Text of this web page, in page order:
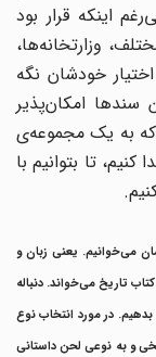
اینکه قرار بود
وزارتخانه‌ها،
خودشان نگه
امکان‌پذیر
به یک مجموعه‌ی
تا بتوانیم با
یعنی زبان و
تاریخ می‌خواند. دنباله
در مورد انتخاب نوع
و به نوعی لحن داستانی